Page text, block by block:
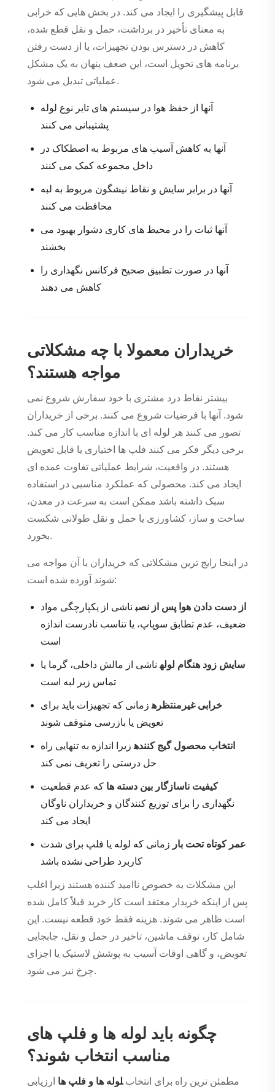
قابل پیشگیری را ایجاد می کند. در بخش هایی که خرابی
به معنای تأخیر در برداشت، حمل و نقل قطع شده،
کاهش در دسترس بودن تجهیزات، یا از دست رفتن
برنامه های تحویل است، این ضعف پنهان به یک مشکل
عملیاتی تبدیل می شود.
آنها از حفظ هوا در سیستم های تایر نوع لوله
پشتیبانی می کنند
آنها به کاهش آسیب های مربوط به اصطکاک در
داخل مجموعه کمک می کنند
آنها در برابر سایش و نقاط نیشگون مربوط به لبه
محافظت می کنند
آنها ثبات را در محیط های کاری دشوار بهبود می
بخشند
آنها در صورت تطبیق صحیح فرکانس نگهداری را
کاهش می دهند
خریداران معمولا با چه مشکلاتی
مواجه هستند؟
بیشتر نقاط درد مشتری با خود سفارش شروع نمی
شود. آنها با فرضیات شروع می کنند. برخی از خریداران
تصور می کنند هر لوله ای با اندازه مناسب کار می کند.
برخی دیگر فکر می کنند فلپ ها اختیاری یا قابل تعویض
هستند. در واقعیت، شرایط عملیاتی تفاوت عمده ای
ایجاد می کند. محصولی که عملکرد مناسبی در استفاده
سبک داشته باشد ممکن است به سرعت در معدن،
ساخت و ساز، کشاورزی یا حمل و نقل طولانی شکست
بخورد.
در اینجا رایج ترین مشکلاتی که خریداران با آن مواجه می
شوند آورده شده است:
از دست دادن هوا پس از نصب ناشی از یکپارچگی مواد
ضعیف، عدم تطابق سوپاپ، یا تناسب نادرست اندازه
است
سایش زود هنگام لوله ناشی از مالش داخلی، گرما یا
تماس زبر لبه است
خرابی غیرمنتظره زمانی که تجهیزات باید برای
تعویض یا بازرسی متوقف شوند
انتخاب محصول گیج کننده زیرا اندازه به تنهایی راه
حل درستی را تعریف نمی کند
کیفیت ناسازگار بین دسته ها که عدم قطعیت
نگهداری را برای توزیع کنندگان و خریداران ناوگان
ایجاد می کند
عمر کوتاه تحت بار زمانی که لوله یا فلپ برای شدت
کاربرد طراحی نشده باشد
این مشکلات به خصوص ناامید کننده هستند زیرا اغلب
پس از اینکه خریدار معتقد است کار خرید قبلاً کامل شده
است ظاهر می شوند. هزینه فقط خود قطعه نیست. این
شامل کار، توقف ماشین، تاخیر در حمل و نقل، جابجایی
تعویض، و گاهی اوقات آسیب به پوشش لاستیک یا اجزای
چرخ نیز می شود.
چگونه باید لوله ها و فلپ های
مناسب انتخاب شوند؟
مطمئن ترین راه برای انتخاب لوله ها و فلپ ها ارزیابی